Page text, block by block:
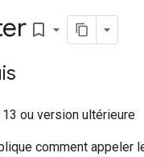
bookmark_border
ou version ultérieure
comment appeler